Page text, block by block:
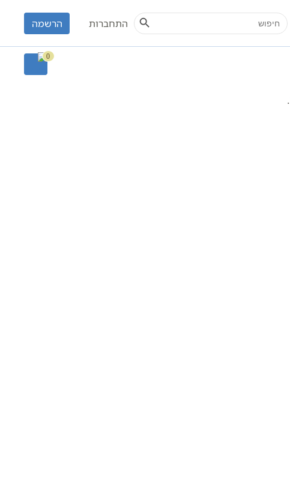
Search
for:
Search Button
התחברות הרשמה
0
.